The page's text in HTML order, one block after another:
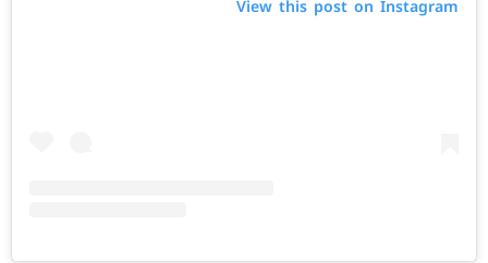
View this post on Instagram